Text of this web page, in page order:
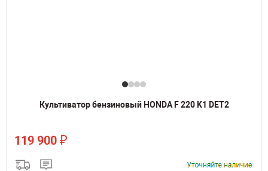
Культиватор бензиновый HONDA F 220 K1 DET2
119 900 ₽